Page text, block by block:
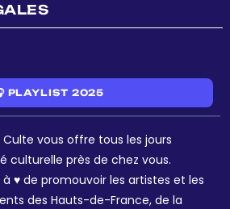
PLAYLIST 2025
vous offre tous les jours
culturelle près de chez vous.
à ♥ de promouvoir les artistes et les
des Hauts-de-France, de la